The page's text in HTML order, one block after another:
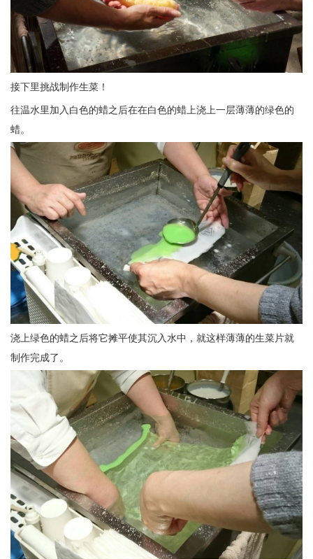
接下里挑战制作生菜！
往温水里加入白色的蜡之后在在白色的蜡上浇上一层薄薄的绿色的
蜡。
浇上绿色的蜡之后将它摊平使其沉入水中，就这样薄薄的生菜片就
制作完成了。